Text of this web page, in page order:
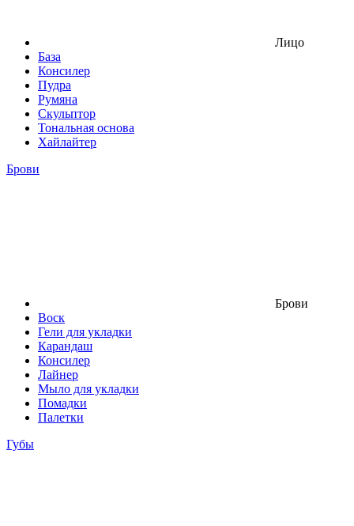
Лицо
База
Консилер
Пудра
Румяна
Скульптор
Тональная основа
Хайлайтер
Брови
Брови
Воск
Гели для укладки
Карандаш
Консилер
Лайнер
Мыло для укладки
Помадки
Палетки
Губы